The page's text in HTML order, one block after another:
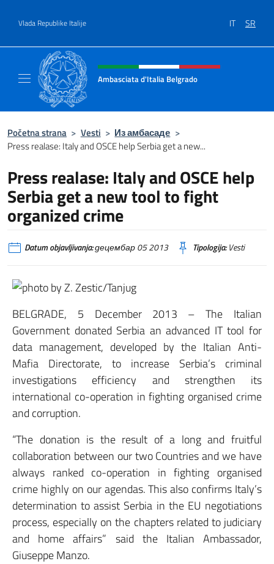
Vlada Republike Italije IT SR
Header, social and menu of site
Ambasciata d'Italia Belgrado
Početna strana > Vesti > Из амбасаде >
Press realase: Italy and OSCE help Serbia get a new...
Press realase: Italy and OSCE help
Serbia get a new tool to fight
organized crime
Datum objavljivanja:децембар 05 2013 Tipologija:Vesti
BELGRADE, 5 December 2013 – The Italian
Government donated Serbia an advanced IT tool for
data management, developed by the Italian Anti-
Mafia Directorate, to increase Serbia’s criminal
investigations efficiency and strengthen its
international co-operation in fighting organised crime
and corruption.
“The donation is the result of a long and fruitful
collaboration between our two Countries and we have
always ranked co-operation in fighting organised
crime highly on our agendas. This also confirms Italy’s
determination to assist Serbia in the EU negotiations
process, especially on the chapters related to judiciary
and home affairs” said the Italian Ambassador,
Giuseppe Manzo.